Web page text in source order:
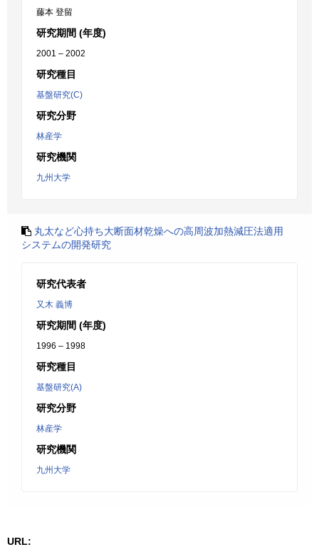
藤本 登留
研究期間 (年度)
2001 – 2002
研究種目
基盤研究(C)
研究分野
林産学
研究機関
九州大学
丸太など心持ち大断面材乾燥への高周波加熱減圧法適用
システムの開発研究
研究代表者
又木 義博
研究期間 (年度)
1996 – 1998
研究種目
基盤研究(A)
研究分野
林産学
研究機関
九州大学
URL: